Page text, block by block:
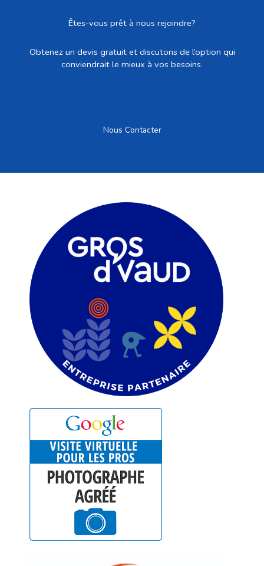
Êtes-vous prêt à nous rejoindre?
Obtenez un devis gratuit et discutons de l’option qui
conviendrait le mieux à vos besoins.
Nous Contacter